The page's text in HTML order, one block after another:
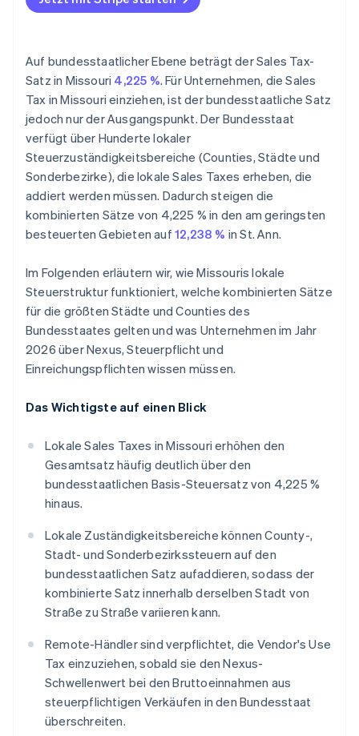
Einreichung
Auf bundesstaatlicher Ebene beträgt der Sales Tax-
Satz in Missouri 4,225 %. Für Unternehmen, die Sales
Tax in Missouri einziehen, ist der bundesstaatliche Satz
jedoch nur der Ausgangspunkt. Der Bundesstaat
verfügt über Hunderte lokaler
Steuerzuständigkeitsbereiche (Counties, Städte und
Sonderbezirke), die lokale Sales Taxes erheben, die
addiert werden müssen. Dadurch steigen die
kombinierten Sätze von 4,225 % in den am geringsten
besteuerten Gebieten auf 12,238 % in St. Ann.
Im Folgenden erläutern wir, wie Missouris lokale
Steuerstruktur funktioniert, welche kombinierten Sätze
für die größten Städte und Counties des
Bundesstaates gelten und was Unternehmen im Jahr
2026 über Nexus, Steuerpflicht und
Einreichungspflichten wissen müssen.
Das Wichtigste auf einen Blick
Lokale Sales Taxes in Missouri erhöhen den
Gesamtsatz häufig deutlich über den
bundesstaatlichen Basis-Steuersatz von 4,225 %
hinaus.
Lokale Zuständigkeitsbereiche können County-,
Stadt- und Sonderbezirkssteuern auf den
bundesstaatlichen Satz aufaddieren, sodass der
kombinierte Satz innerhalb derselben Stadt von
Straße zu Straße variieren kann.
Remote-Händler sind verpflichtet, die Vendor's Use
Tax einzuziehen, sobald sie den Nexus-
Schwellenwert bei den Bruttoeinnahmen aus
steuerpflichtigen Verkäufen in den Bundesstaat
überschreiten.